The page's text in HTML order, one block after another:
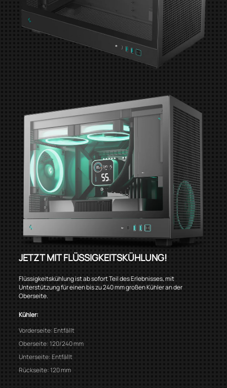
JETZT MIT FLÜSSIGKEITSKÜHLUNG!
Flüssigkeitskühlung ist ab sofort Teil des Erlebnisses, mit
Unterstützung für einen bis zu 240 mm großen Kühler an der
Oberseite.
Kühler:
Vorderseite: Entfällt
Oberseite: 120/240 mm
Unterseite: Entfällt
Rückseite: 120 mm